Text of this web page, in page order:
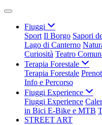
Fiuggi
Sport Il Borgo Sapori
Lago di Canterno
Curiosità Teatro
Terapia Forestale
Terapia Forestale
Info e Percorso
Fiuggi Experience
Fiuggi Experience
in Bici E-Bike e MTB
STREET ART